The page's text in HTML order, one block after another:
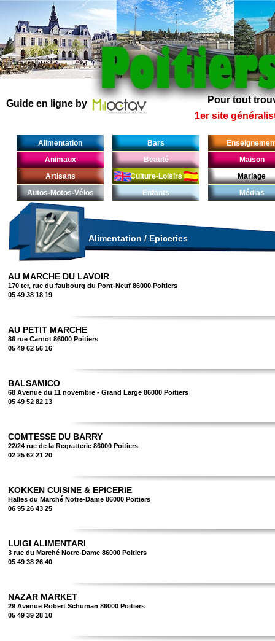
Pour tout
1er site
Guide en ligne by
Alimentation
Animaux
Artisans
Autos-Motos-Vélos
Bars
Beauté
Culture-Loisirs
Enfants
Maison
Mariage
Médias
Alimentation / Epiceries
AU MARCHE DU LAVOIR
170 ter, rue du faubourg du Pont-Neuf 86000 Poitiers
05 49 38 18 19
AU PETIT MARCHE
86 rue Carnot 86000 Poitiers
05 49 62 56 16
BALSAMICO
68 Avenue du 11 novembre - Grand Large 86000 Poitiers
05 49 52 82 13
COMTESSE DU BARRY
22/24 rue de la Regratterie 86000 Poitiers
02 25 62 21 20
KOKKEN CUISINE & EPICERIE
Halles du Marché Notre-Dame 86000 Poitiers
06 95 26 43 25
LUIGI ALIMENTARI
3 rue du Marché Notre-Dame 86000 Poitiers
05 49 38 26 40
NAZAR MARKET
29 Avenue Robert Schuman 86000 Poitiers
05 49 39 28 10